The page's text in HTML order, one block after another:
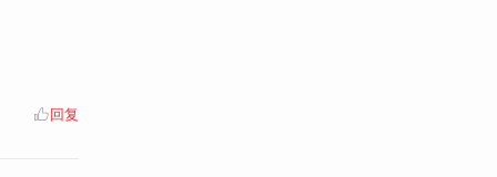
回复